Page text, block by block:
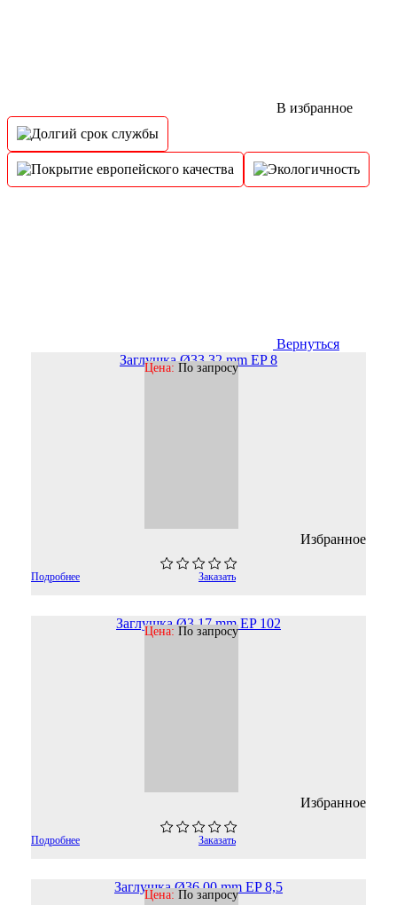
В избранное
Вернуться
Заглушка Ø33,32 mm EP 8
Избранное
Цена: По запросу
Подробнее Заказать
Заглушка Ø3,17 mm EP 102
Избранное
Цена: По запросу
Подробнее Заказать
Заглушка Ø36,00 mm EP 8,5
Цена: По запросу